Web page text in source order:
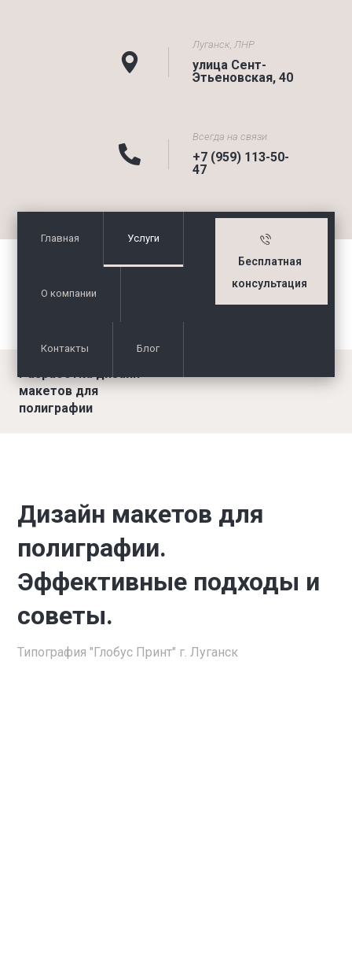
Луганск, ЛНР
улица Сент-
Этьеновская, 40
Всегда на связи
+7 (959) 113-50-
47
Главная Услуги
О компании
Контакты Блог
Бесплатная
консультация
Разработка дизайн-
макетов для
полиграфии
Дизайн макетов для
полиграфии.
Эффективные подходы и
советы.
Типография "Глобус Принт" г. Луганск